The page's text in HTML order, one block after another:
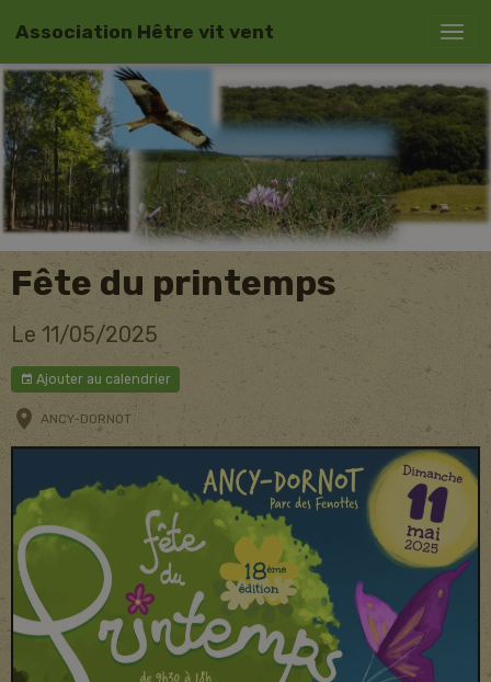
Association Hêtre vit vent
Fête du printemps
Le 11/05/2025
Ajouter au calendrier
ANCY-DORNOT